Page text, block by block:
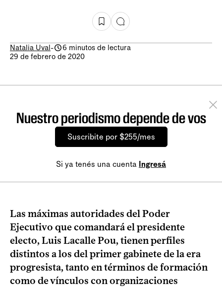
Natalia Uval-
6 minutos de lectura
29 de febrero de 2020
Nuestro periodismo depende de vos
Suscribite por $255/mes
Si ya tenés una cuenta Ingresá
Las máximas autoridades del Poder
Ejecutivo que comandará el presidente
electo, Luis Lacalle Pou, tienen perfiles
distintos a los del primer gabinete de la era
progresista, tanto en términos de formación
como de vínculos con organizaciones